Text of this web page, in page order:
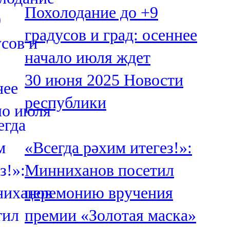
Похолодание до +9
градусов и град: осеннее
начало июля ждет
30 июня 2025 Новости
республики
«Всегда рәхим итегез!»:
Минниханов посетил
церемонию вручения
премии «Золотая маска»